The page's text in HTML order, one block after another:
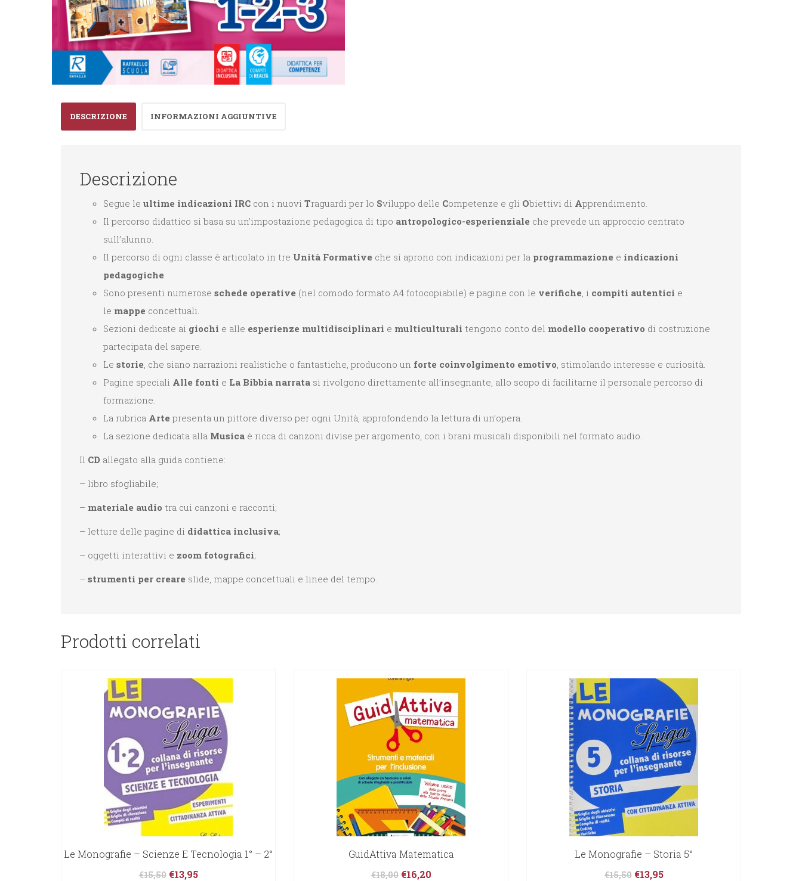
DESCRIZIONE INFORMAZIONI AGGIUNTIVE
Descrizione
Segue le ultime indicazioni IRC con i nuovi Traguardi per lo Sviluppo delle Competenze e gli Obiettivi di Apprendimento.
Il percorso didattico si basa su un’impostazione pedagogica di tipo antropologico-esperienziale che prevede un approccio centrato
sull’alunno.
Il percorso di ogni classe è articolato in tre Uni­tà Formative che si aprono con indicazioni per la programmazione e indicazioni
pedagogiche.
Sono presenti numerose schede operative (nel comodo formato A4 fotocopiabile) e pagine con le verifiche, i compiti autentici e
le mappe concettuali.
Sezioni dedicate ai giochi e alle esperienze mul­tidisciplinari e multiculturali tengono conto del modello cooperativo di costruzione
parteci­pata del sapere.
Le storie, che siano narrazioni realistiche o fan­tastiche, producono un forte coinvolgimento emotivo, stimolando interesse e curiosità.
Pagine speciali Alle fonti e La Bibbia narrata si rivolgono direttamente all’insegnante, allo scopo di facilitarne il personale percorso di
formazione.
La rubrica Arte presenta un pittore diverso per ogni Unità, approfondendo la lettura di un’opera.
La sezione dedicata alla Musica è ricca di canzoni divise per argomento, con i brani musicali disponibili nel formato audio.
Il CD allegato alla guida contiene:
– libro sfogliabile;
– materiale audio tra cui canzoni e racconti;
– letture delle pagine di didattica inclusiva;
– oggetti interattivi e zoom fotografici;
– strumenti per creare slide, mappe concettuali e linee del tempo.
Prodotti correlati
Le Monografie – Scienze E Tecnologia 1° – 2°
€15,50 €13,95
GuidAttiva Matematica
€18,00 €16,20
Le Monografie – Storia 5°
€15,50 €13,95